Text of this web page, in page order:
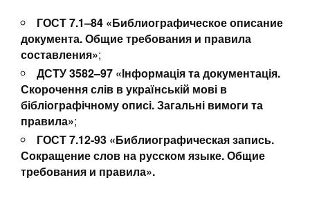
ГОСТ 7.1–84 «Библиографическое описание
документа. Общие требования и правила
составления»;
ДСТУ3582–97 «Інформація та документація.
Скорочення слів в українській мові в
бібліографічному описі. Загальні вимоги та
правила»;
ГОСТ7.12‑93 «Библиографическая запись.
Сокращение слов на русском языке. Общие
требования и правила».